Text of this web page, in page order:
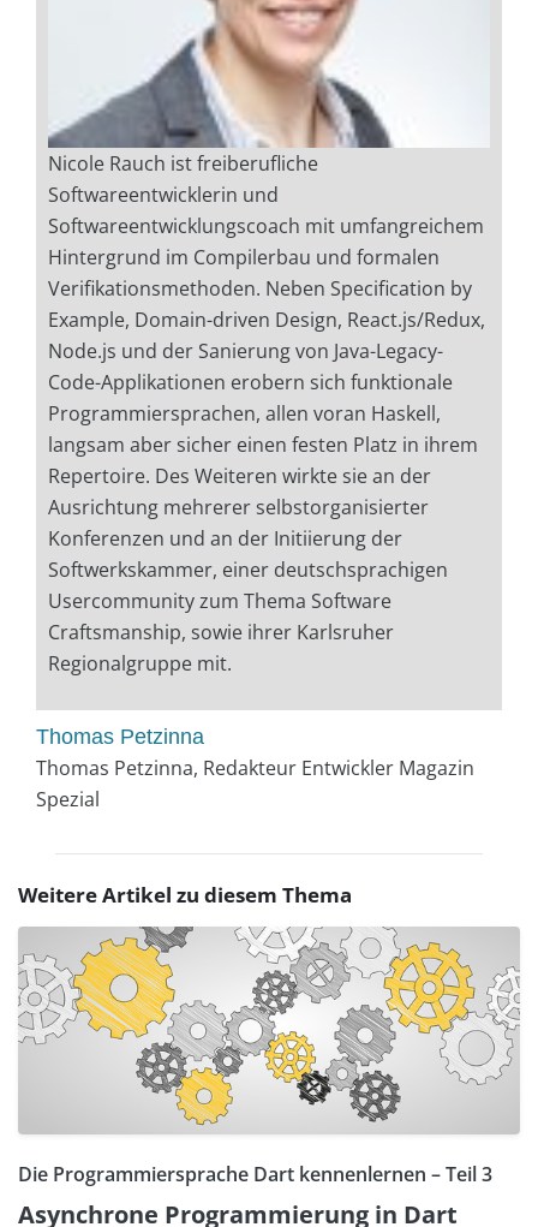
Nicole Rauch ist freiberufliche
Softwareentwicklerin und
Softwareentwicklungscoach mit umfangreichem
Hintergrund im Compilerbau und formalen
Verifikationsmethoden. Neben Specification by
Example, Domain-driven Design, React.js/Redux,
Node.js und der Sanierung von Java-Legacy-
Code-Applikationen erobern sich funktionale
Programmiersprachen, allen voran Haskell,
langsam aber sicher einen festen Platz in ihrem
Repertoire. Des Weiteren wirkte sie an der
Ausrichtung mehrerer selbstorganisierter
Konferenzen und an der Initiierung der
Softwerkskammer, einer deutschsprachigen
Usercommunity zum Thema Software
Craftsmanship, sowie ihrer Karlsruher
Regionalgruppe mit.
Thomas Petzinna
Thomas Petzinna, Redakteur Entwickler Magazin
Spezial
Weitere Artikel zu diesem Thema
Die Programmiersprache Dart kennenlernen – Teil 3
Asynchrone Programmierung in Dart